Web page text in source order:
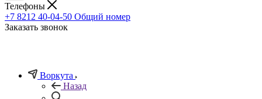
Телефоны
+7 8212 40-04-50 Общий номер
Заказать звонок
Воркута
Назад